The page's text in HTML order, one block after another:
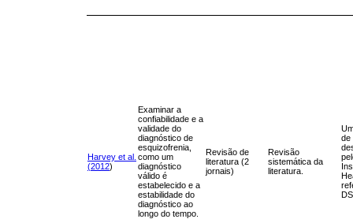
Harvey et al.
(2012)
Examinar a
confiabilidade e a
validade do
diagnóstico de
esquizofrenia,
como um
diagnóstico
válido é
estabelecido e a
estabilidade do
diagnóstico ao
longo do tempo.
Revisão de
literatura (2
jornais)
Revisão
sistemática da
literatura.
de